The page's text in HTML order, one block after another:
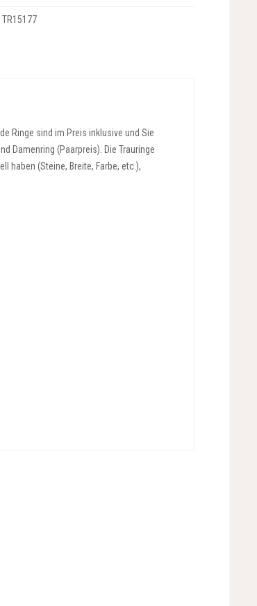
TR15177
Ringe sind im Preis inklusive und Sie
Damenring (Paarpreis). Die Trauringe
haben (Steine, Breite, Farbe, etc.),